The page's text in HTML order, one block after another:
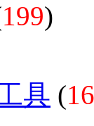
199)
具 (16